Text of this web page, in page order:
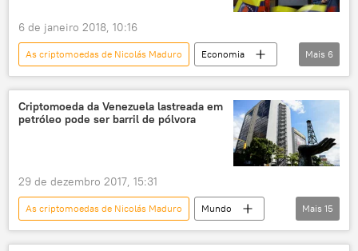
6 de janeiro 2018, 10:16
As criptomoedas de Nicolás Maduro
Economia
Notícias
Venezuela
sanções
moeda
criptomoeda EUA
Mais 6
Criptomoeda da Venezuela lastreada em
petróleo pode ser barril de pólvora
29 de dezembro 2017, 15:31
As criptomoedas de Nicolás Maduro
Mundo
Américas
Notícias
Mais 15